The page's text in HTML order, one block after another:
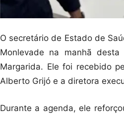
O secretário de Estado de
Monlevade na manhã
Margarida. Ele foi recebido
Alberto Grijó e a diretora
Durante a agenda, ele